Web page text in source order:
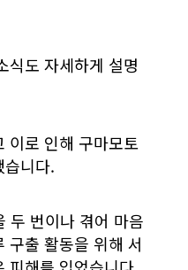
식도 자세하게 설명
이로 인해 구마모토
니다.
두 번이나 겪어 마음
구출 활동을 위해 서